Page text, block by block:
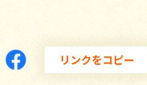
リンクをコピー